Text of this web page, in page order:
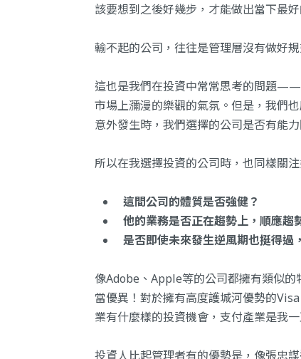
該要想到之後好幾步，才能做出當下最好
輸不起的公司，往往是管理層沒有做好
這也是我們在投資中常常思考的問題——
市場上瀰漫的樂觀的氣氛。但是，我們
意外發生時，我們選擇的公司是否有能
所以在我選擇投資的公司時，也同樣關注
這間公司的體質是否強健？
他的業務是否正在趨勢上，順應趨
是否即使未來發生逆風期也挺得過
像Adobe、Apple等的公司都擁有類似
當優異！對於擁有高度護城河優勢的
業有什麼樣的投資機會，支付產業是我
投資人比起管理者有的優勢是，像張忠